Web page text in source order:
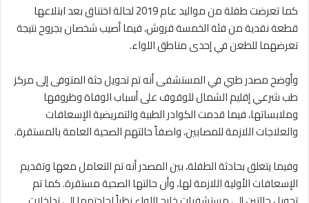
كما تعرضت طفلة من مواليد عام 2019 لحالة اختناق بعد ابتلاعها
قطعة نقدية من فئة الخمسة قروش، فيما أصيب شخصان بجروح نتيجة
تعرضهما للطعن في إحدى مناطق اللواء.
وأوضح مصدر طبي في المستشفى أنه تم تحويل جثة المتوفى إلى مركز
طب شرعي إقليم الشمال للوقوف على أسباب الوفاة وظروفها
وملابساتها، فيما قدمت الكوادر الطبية والتمريضية الإسعافات
والعلاجات اللازمة للمصابين، واصفاً حالتهم الصحية العامة بالمستقرة.
وفيما يتعلق بحادثة الطفلة، بين المصدر أنه تم التعامل معها وتقديم
الإسعافات الأولية اللازمة لها، وأن حالتها الصحية مستقرة. كما تم